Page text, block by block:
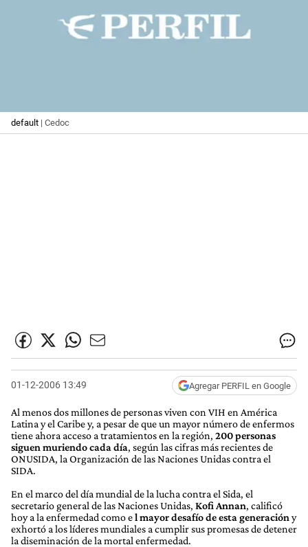
default | Cedoc
01-12-2006 13:49 Agregar PERFIL en Google
Al menos dos millones de personas viven con VIH en América
Latina y el Caribe y, a pesar de que un mayor número de enfermos
tiene ahora acceso a tratamientos en la región, 200 personas
siguen muriendo cada día, según las cifras más recientes de
ONUSIDA, la Organización de las Naciones Unidas contra el
SIDA.
En el marco del día mundial de la lucha contra el Sida, el
secretario general de las Naciones Unidas, Kofi Annan, calificó
hoy a la enfermedad como el mayor desafío de esta generación y
exhortó a los líderes mundiales a cumplir sus promesas de detener
la diseminación de la mortal enfermedad.